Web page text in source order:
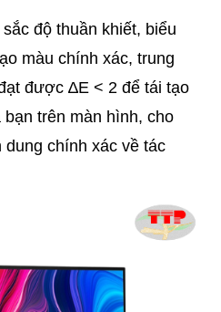
độ thuần khiết, biểu
màu chính xác, trung
được ∆E < 2 để tái tạo
trên màn hình, cho
chính xác về tác